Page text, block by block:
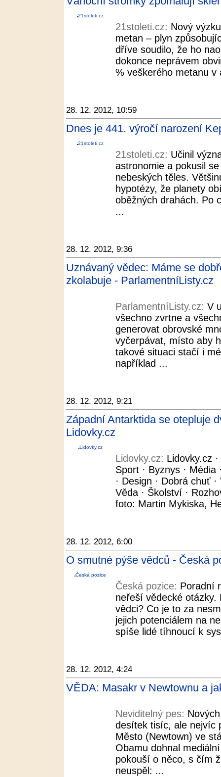
21stoleti.cz
21stoleti.cz: Nový
metan – plyn
dříve soudilo, že ho
dokonce neprávem
% veškerého metanu v
28. 12. 2012, 10:59
Dnes je 441. výročí narození
21stoleti.cz
21stoleti.cz: Učinil
astronomie a pokusil
nebeských těles.
hypotézy, že planety
oběžných drahách. Po
...
28. 12. 2012, 9:36
Uznávaný vědec: Máme se
zkolabuje - ParlamentníListy.cz
ParlamentníListy.cz: V
všechno zvrtne a
generovat obrovské
vyčerpávat, místo aby
takové situaci stačí i
například ...
28. 12. 2012, 9:21
Západní Antarktida se otepluje
Lidovky.cz
Lidovky.cz
Lidovky.cz: Lidovky.cz
Sport · Byznys ·
· Design · Dobrá chuť
Věda · Školství ·
foto: Martin Mykiska,
28. 12. 2012, 6:00
O smutné pýše vědců - Česká
Česká pozice
Česká pozice: Poradní
neřeší vědecké
vědci? Co je to za
jejich potenciálem na
spíše lidé tíhnoucí k
28. 12. 2012, 4:24
VĚDA: Masakr v Newtownu a
Neviditelný pes:
desítek tisíc, ale nejvíc
Město (Newtown) ve
Obamu dohnal
pokouší o něco, s čím
neuspěl: ...